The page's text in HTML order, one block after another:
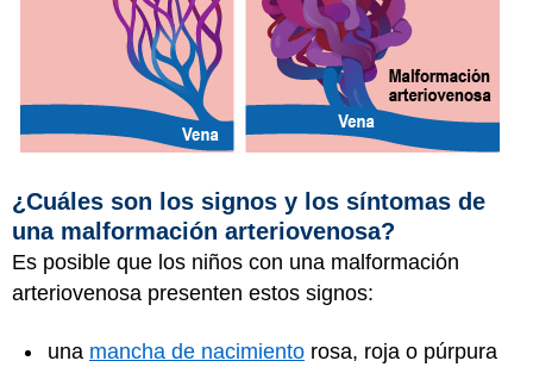
¿Cuáles son los signos y los síntomas de
una malformación arteriovenosa?
Es posible que los niños con una malformación
arteriovenosa presenten estos signos:
una mancha de nacimiento rosa, roja o púrpura